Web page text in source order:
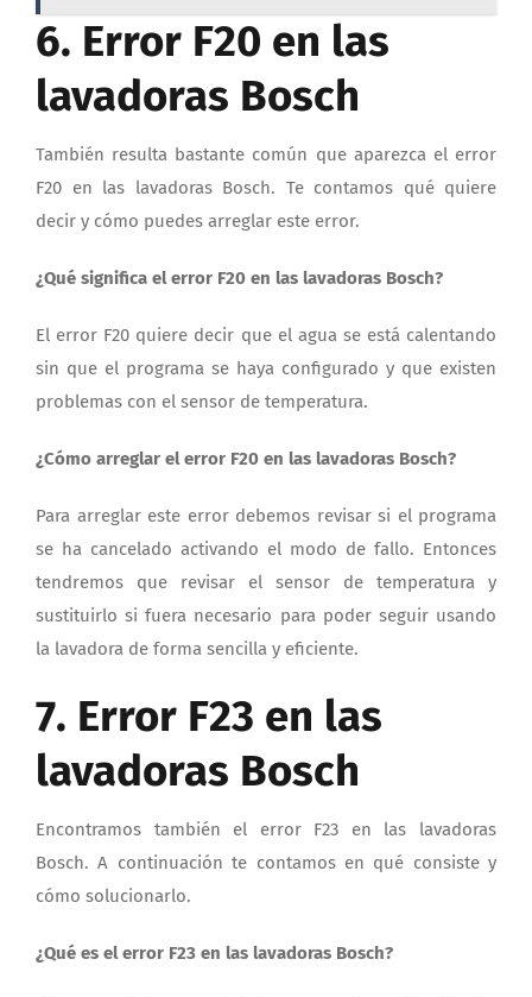
6. Error F20 en las
lavadoras Bosch
También resulta bastante común que aparezca el error
F20 en las lavadoras Bosch. Te contamos qué quiere
decir y cómo puedes arreglar este error.
¿Qué significa el error F20 en las lavadoras Bosch?
El error F20 quiere decir que el agua se está calentando
sin que el programa se haya configurado y que existen
problemas con el sensor de temperatura.
¿Cómo arreglar el error F20 en las lavadoras Bosch?
Para arreglar este error debemos revisar si el programa
se ha cancelado activando el modo de fallo. Entonces
tendremos que revisar el sensor de temperatura y
sustituirlo si fuera necesario para poder seguir usando
la lavadora de forma sencilla y eficiente.
7. Error F23 en las
lavadoras Bosch
Encontramos también el error F23 en las lavadoras
Bosch. A continuación te contamos en qué consiste y
cómo solucionarlo.
¿Qué es el error F23 en las lavadoras Bosch?